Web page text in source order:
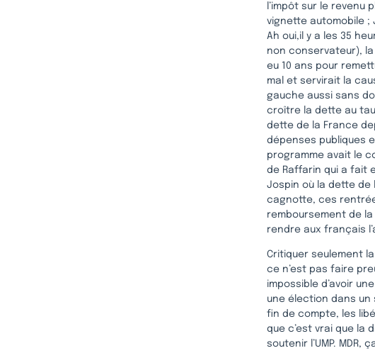
l’impôt sur le revenu
vignette automobile ;
Ah oui,il y a les 35
non conservateur),
eu 10 ans pour
mal et servirait la
gauche aussi sans
croître la dette au
dette de la France
dépenses publiques
programme avait le
de Raffarin qui a fait
Jospin où la dette de
cagnotte, ces
remboursement de
rendre aux français
Critiquer seulement
ce n’est pas faire
impossible d’avoir
une élection dans un
fin de compte, les
que c’est vrai que la
soutenir l’UMP.